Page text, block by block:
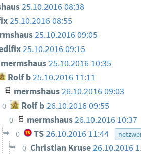
25.10.2016 08:38
25.10.2016 08:55
25.10.2016 09:05
25.10.2016 09:15
mermshaus 25.10.2016 10:35
Rolf b 25.10.2016 11:11
mermshaus26.10.2016 09:03
0 Rolf b26.10.2016 09:55
0 mermshaus26.10.2016 10:37
0 TS 26.10.2016 11:44
0 Christian Kruse26.10.2016